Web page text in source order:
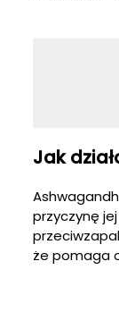
Jak
przyczynę
że pomaga